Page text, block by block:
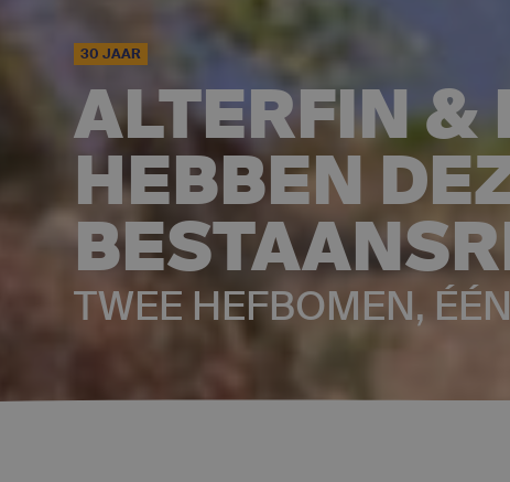
30 JAAR
ALTERFIN &
HEBBEN
TWEE HEFBOMEN,